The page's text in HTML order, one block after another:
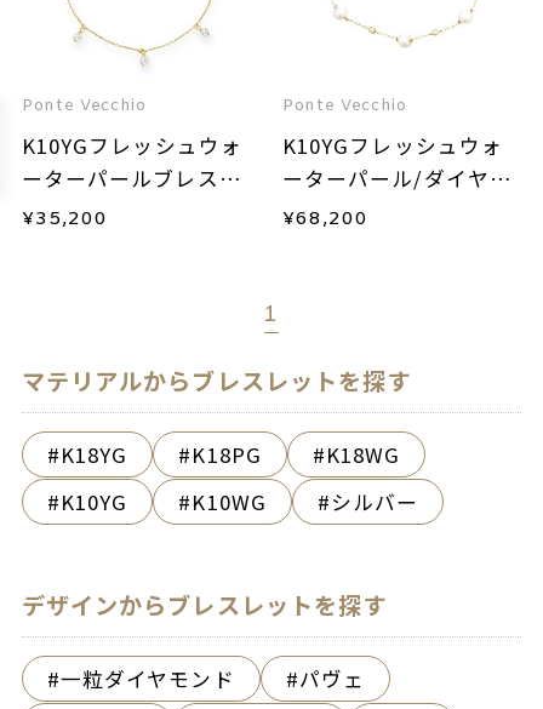
Ponte Vecchio
K10YGフレッシュウォ
ーターパールブレスレ
ット
¥35,200
Ponte Vecchio
K10YGフレッシュウォ
ーターパール/ダイヤモ
ンドブレスレット
¥68,200
1
マテリアルからブレスレットを探す
K18YG K18PG
K18WG
K10YG
K10WG シルバー
デザインからブレスレットを探す
一粒ダイヤモンド
パヴェ